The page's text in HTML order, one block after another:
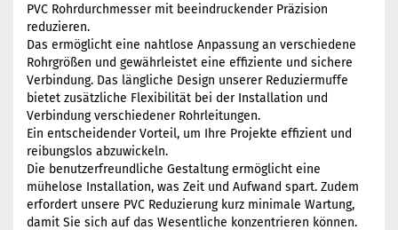
PVC Rohrdurchmesser mit beeindruckender Präzision
reduzieren.
Das ermöglicht eine nahtlose Anpassung an verschiedene
Rohrgrößen und gewährleistet eine effiziente und sichere
Verbindung. Das längliche Design unserer Reduziermuffe
bietet zusätzliche Flexibilität bei der Installation und
Verbindung verschiedener Rohrleitungen.
Ein entscheidender Vorteil, um Ihre Projekte effizient und
reibungslos abzuwickeln.
Die benutzerfreundliche Gestaltung ermöglicht eine
mühelose Installation, was Zeit und Aufwand spart. Zudem
erfordert unsere PVC Reduzierung kurz minimale Wartung,
damit Sie sich auf das Wesentliche konzentrieren können.